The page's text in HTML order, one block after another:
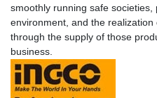
smoothly running safe
environment, and the
through the supply of those
business.